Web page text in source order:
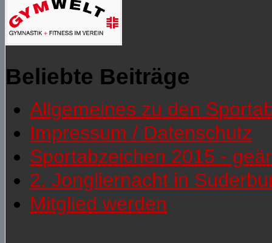
Beliebte Beiträge
Allgemeines zu den
Impressum / Datenschutz
Sportabzeichen 2015 -
2. Jongliernacht in
Mitglied werden